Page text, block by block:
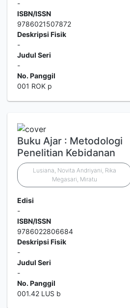
-
ISBN/ISSN
9786021507872
Deskripsi Fisik
-
Judul Seri
-
No. Panggil
001 ROK p
Buku Ajar : Metodologi
Penelitian Kebidanan
Lusiana, Novita Andriyani, Rika
Megasari, Miratu
Edisi
-
ISBN/ISSN
9786022806684
Deskripsi Fisik
-
Judul Seri
-
No. Panggil
001.42 LUS b